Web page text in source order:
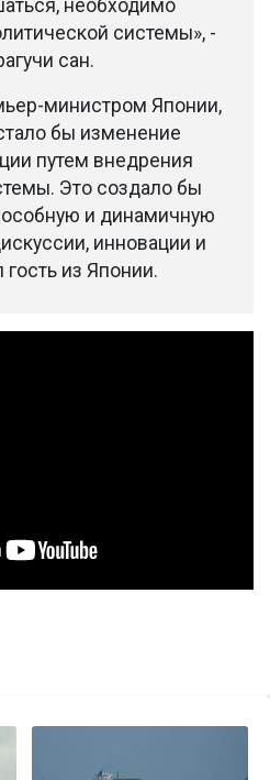
необходимо
системы», -
сан.
министром Японии,
бы изменение
путем внедрения
Это создало бы
и динамичную
инновации и
гость из Японии.